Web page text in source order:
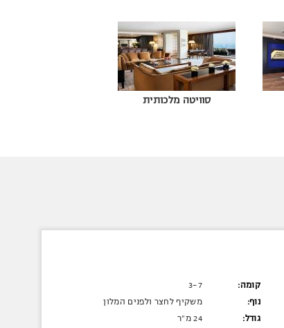
סוויטה מלכותית
קומה:
3-7
נוף:
משקיף לחצר ולפנים המלון
גודל:
24 מ"ר